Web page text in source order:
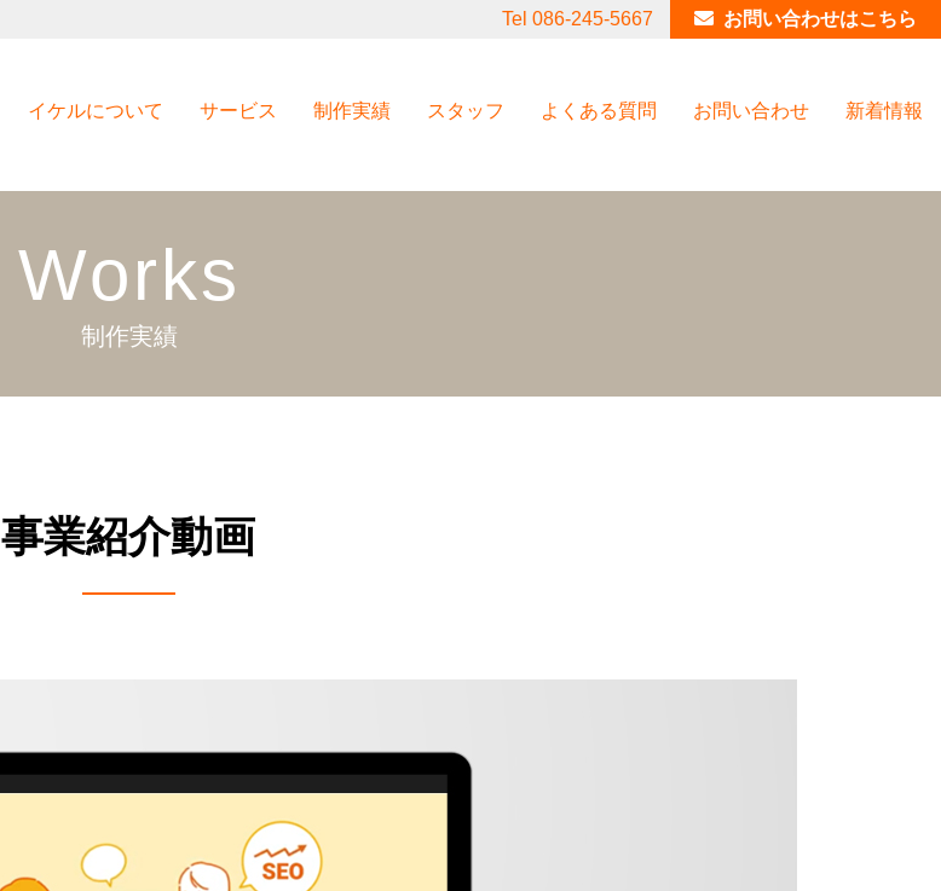
Tel 086-245-5667 お問い合わせはこちら
イケルについて サービス 制作実績 スタッフ よくある質問 お問い合わせ 新着情報
Works
制作実績
事業紹介動画